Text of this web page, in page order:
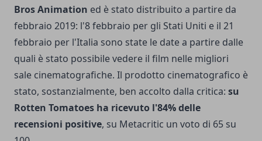
BrosAnimation ed è stato distribuito a partire da
febbraio 2019: l'8 febbraio per gli Stati Uniti e il 21
febbraio per l'Italia sono state le date a partire dalle
quali è stato possibile vedere il film nelle migliori
sale cinematografiche. Il prodotto cinematografico è
stato, sostanzialmente, ben accolto dalla critica: su
Rotten Tomatoes ha ricevuto l'84% delle
recensioni positive, su Metacritic un voto di 65 su